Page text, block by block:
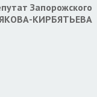
Запорожского
КИРБЯТЬЕВА